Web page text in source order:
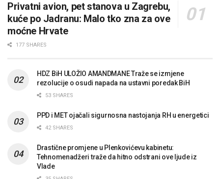
Privatni avion, pet stanova u Zagrebu,
kuće po Jadranu: Malo tko zna za ove
moćne Hrvate
177 SHARES
HDZ BiH ULOŽIO AMANDMANE Traže se izmjene
rezolucije o osudi napada na ustavni poredak BiH
53 SHARES
PPD i MET ojačali sigurnosna nastojanja RH u energetici
42 SHARES
Drastične promjene u Plenkovićevu kabinetu:
Tehnomenadžeri traže da hitno odstrani ove ljude iz
Vlade